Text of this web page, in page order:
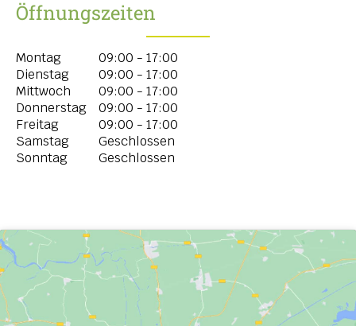
Öffnungszeiten
Montag
09:00 - 17:00
Dienstag
09:00 - 17:00
Mittwoch
09:00 - 17:00
Donnerstag
09:00 - 17:00
Freitag
09:00 - 17:00
Samstag
Geschlossen
Sonntag
Geschlossen